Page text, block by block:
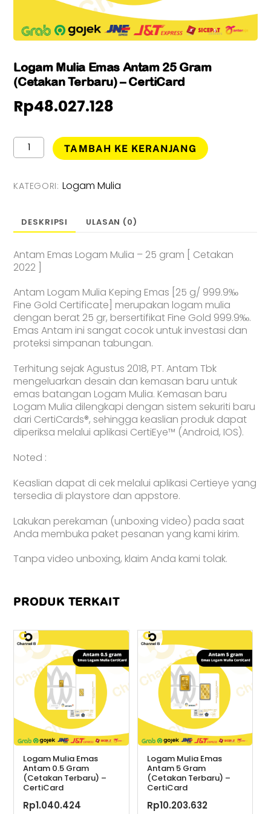
Logam Mulia Emas Antam 25 Gram
(Cetakan Terbaru) – CertiCard
Rp48.027.128
Kuantitas
Logam
Emas
Antam
Gram
(Cetakan
-
CertiCard
TAMBAH KE KERANJANG
KATEGORI: Logam Mulia
DESKRIPSI ULASAN (0)
Antam Emas Logam Mulia – 25 gram [ Cetakan
2022 ]
Antam Logam Mulia Keping Emas [25 g/ 999.9‰
Fine Gold Certificate] merupakan logam mulia
dengan berat 25 gr, bersertifikat Fine Gold 999.9‰.
Emas Antam ini sangat cocok untuk investasi dan
proteksi simpanan tabungan.
Terhitung sejak Agustus 2018, PT. Antam Tbk
mengeluarkan desain dan kemasan baru untuk
emas batangan Logam Mulia. Kemasan baru
Logam Mulia dilengkapi dengan sistem sekuriti baru
dari CertiCards®, sehingga keaslian produk dapat
diperiksa melalui aplikasi CertiEye™ (Android, IOS).
Noted :
Keaslian dapat di cek melalui aplikasi Certieye yang
tersedia di playstore dan appstore.
Lakukan perekaman (unboxing video) pada saat
Anda membuka paket pesanan yang kami kirim.
Tanpa video unboxing, klaim Anda kami tolak.
PRODUK TERKAIT
Logam Mulia Emas
Antam 0.5 Gram
(Cetakan Terbaru) –
CertiCard
Rp1.040.424
Logam Mulia Emas
Antam 5 Gram
(Cetakan Terbaru) –
CertiCard
Rp10.203.632